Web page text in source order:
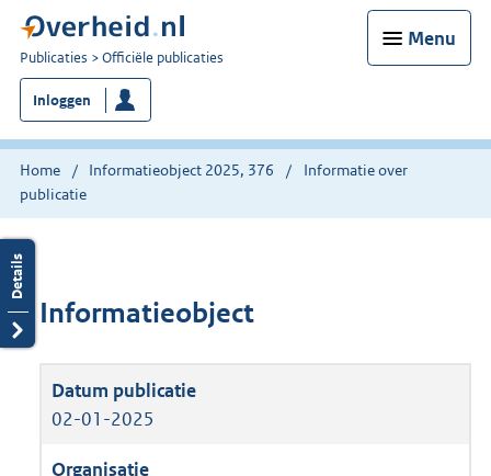
Menu
U
bent
nu
hier:
Publicaties Officiële publicaties
Inloggen
Home Informatieobject 2025, 376
Informatie over
publicatie
Informatieobject
02-01-2025